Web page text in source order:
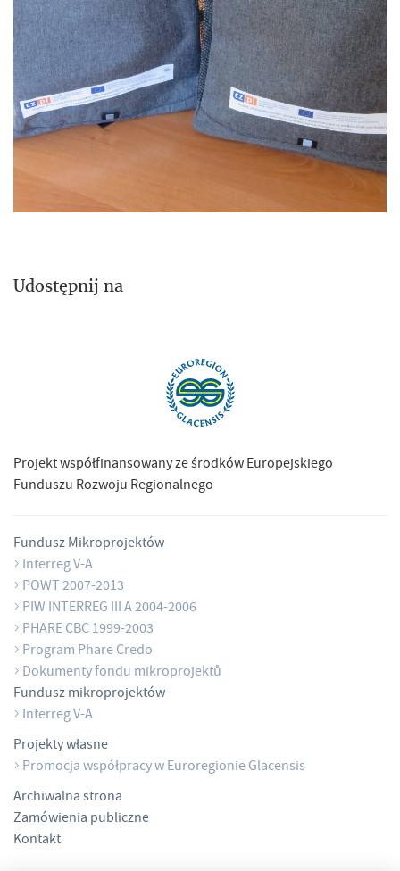
Udostępnij na
Projekt współfinansowany ze środków Europejskiego
Funduszu Rozwoju Regionalnego
Fundusz Mikroprojektów
Interreg V-A
POWT 2007-2013
PIW INTERREG III A 2004-2006
PHARE CBC 1999-2003
Program Phare Credo
Dokumenty fondu mikroprojektů
Fundusz mikroprojektów
Interreg V-A
Projekty własne
Promocja współpracy w Euroregionie Glacensis
Archiwalna strona
Zamówienia publiczne
Kontakt